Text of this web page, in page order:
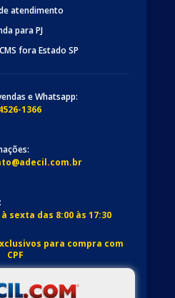
atendimento
para PJ
fora Estado SP
e Whatsapp:
1366
sexta das 8:00 às 17:30
para compra com
CPF